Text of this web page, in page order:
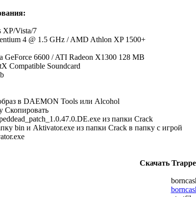
XP/Vista/7
4 @ 1.5 GHz / AMD Athlon XP 1500+
GeForce 6600 / ATI Radeon X1300 128 MB
Compatible Soundcard
в DAEMON Tools или Alcohol
Скопировать
из папки Crack
bin и Aktivator.exe из папки Crack в папку с игрой
Скачать